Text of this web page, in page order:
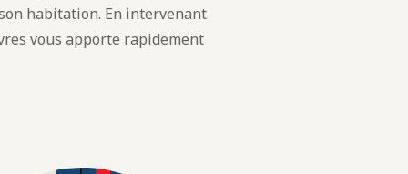
habitation. En intervenant
vous apporte rapidement